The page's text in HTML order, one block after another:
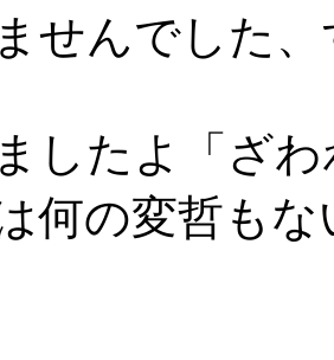
せんでした
したよ「ざ
何の変哲も